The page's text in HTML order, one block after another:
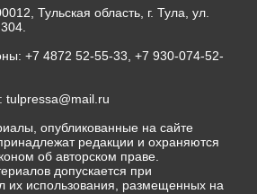
Тульская область, г. Тула, ул.
+7 4872 52-55-33, +7 930-074-52-
tulpressa@mail.ru
опубликованные на сайте
редакции и охраняются
об авторском праве.
допускается при
их использования, размещенных на